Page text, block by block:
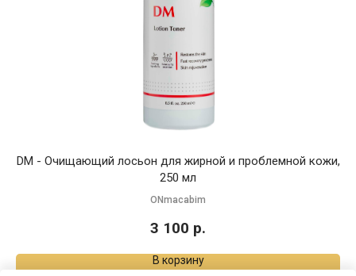
DM - Очищающий лосьон для жирной и проблемной кожи,
250 мл
ONmacabim
3 100 р.
В корзину